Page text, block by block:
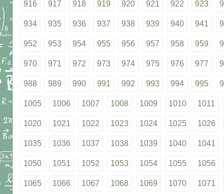
916 917 918 919 920 921 922 923
934 935 936 937 938 939 940 941
952 953 954 955 956 957 958 959
970 971 972 973 974 975 976 977
988 989 990 991 992 993 994 995
1005 1006 1007 1008 1009 1010 1011
1020 1021 1022 1023 1024 1025 1026
1035 1036 1037 1038 1039 1040 1041
1050 1051 1052 1053 1054 1055 1056
1065 1066 1067 1068 1069 1070 1071